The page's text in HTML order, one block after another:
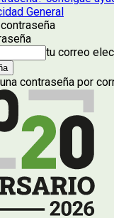
General
tu correo
contraseña por